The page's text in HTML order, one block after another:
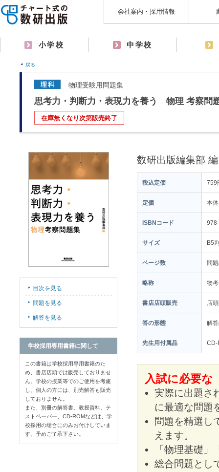
会社案内・採用情報
小学校 中学校
戻る
物理受験用問題集
思考力・判断力・表現力を養う 物理 考察問
在庫無くなり次第販売終了
数研出版編集部 編
税込定価 759
定価 本
ISBNコード
サイズ B5
ページ数 問
略称 物
書店店頭販売 店
答の形態 解
先生用付属品 CD-
入試に必要な
実際に出題さ
に最適な問題
問題を精選し
えます。
「物理基礎
総合問題とし
目次を見る
問題を見る
解答を見る
学校採用専用書籍に関して
この書籍は学校採用専用書籍のた
め、書店店頭では販売しておりませ
ん。学校の授業等でのご使用を考慮
し、個人の方には、別売解答も販売
しておりません。
また、別冊の解答書、教授資料、テ
ストペーパー、CD-ROMなどは、学
校採用の場合にのみお付けしていま
す。予めご了承下さい。